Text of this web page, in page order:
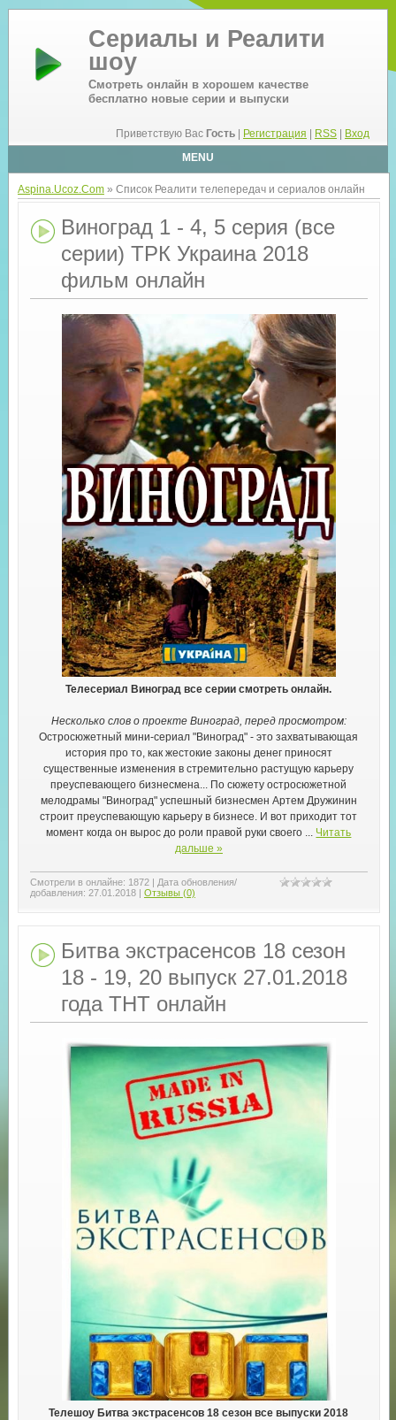
Сериалы и Реалити
шоу
Смотреть онлайн в хорошем качестве
бесплатно новые серии и выпуски
Приветствую Вас Гость Регистрация RSS
Вход
MENU
Aspina.Ucoz.Com» Список Реалити телепередач и сериалов онлайн
Виноград 1 - 4, 5 серия (все
серии) ТРК Украина 2018
фильм онлайн
Телесериал Виноград все серии смотреть онлайн.
Несколько слов о проекте Виноград, перед просмотром:
Остросюжетный мини-сериал "Виноград" - это захватывающая
история про то, как жестокие законы денег приносят
существенные изменения в стремительно растущую карьеру
преуспевающего бизнесмена... По сюжету остросюжетной
мелодрамы "Виноград" успешный бизнесмен Артем Дружинин
строит преуспевающую карьеру в бизнесе. И вот приходит тот
момент когда он вырос до роли правой руки своего
Читать
дальше »
Смотрели в онлайне: 1872| Дата обновления/
добавления: 27.01.2018 | Отзывы (0)
Битва экстрасенсов 18 сезон
18 - 19, 20 выпуск 27.01.2018
года ТНТ онлайн
Телешоу Битва экстрасенсов 18 сезон все выпуски 2018